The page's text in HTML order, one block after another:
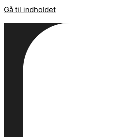
Gå til indholdet